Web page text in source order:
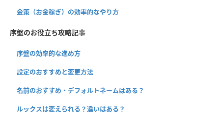
金策（お金稼ぎ）の効率的なやり方
序盤のお役立ち攻略記事
序盤の効率的な進め方
設定のおすすめと変更方法
名前のおすすめ・デフォルトネームはある？
ルックスは変えられる？違いはある？